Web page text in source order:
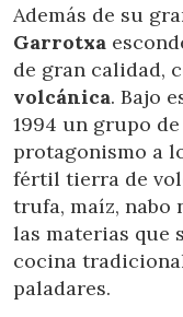
Además de su
Garrotxa
de gran calidad,
volcánica. Bajo
1994 un grupo
protagonismo a
fértil tierra de
trufa, maíz, nabo
las materias que
cocina
paladares.